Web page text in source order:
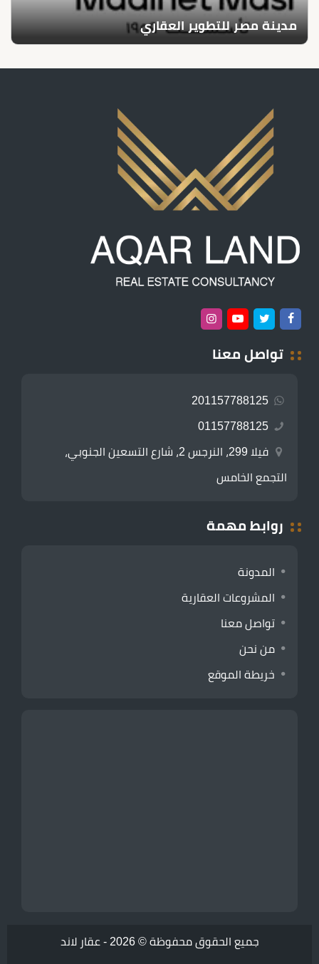
مدينة مصر للتطوير العقاري
تواصل معنا
201157788125
01157788125
فيلا 299، النرجس 2، شارع التسعين الجنوبي،
التجمع الخامس
روابط مهمة
المدونة
المشروعات العقارية
تواصل معنا
من نحن
خريطة الموقع
جميع الحقوق محفوظة © 2026 - عقار لاند